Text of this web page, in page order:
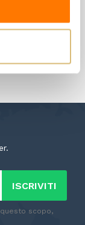

ISCRIVITI
scopo,